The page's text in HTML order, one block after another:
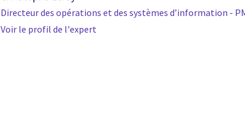
Directeur des opérations et des systèmes d’information -
Voir le profil de l'expert